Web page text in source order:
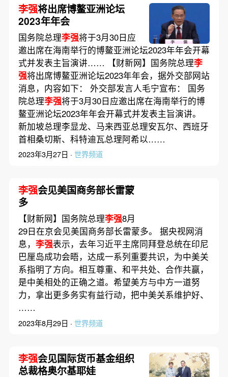
李强将出席博鳌亚洲论坛
2023年年会
国务院总理李强将于3月30日应
邀出席在海南举行的博鳌亚洲论坛2023年年会开幕
式并发表主旨演讲…… 【财新网】国务院总理李
强将出席博鳌亚洲论坛2023年年会，据外交部网站
消息，内容如下： 外交部发言人毛宁宣布： 国务
院总理李强将于3月30日应邀出席在海南举行的博
鳌亚洲论坛2023年年会开幕式并发表主旨演讲。
新加坡总理李显龙、马来西亚总理安瓦尔、西班牙
首相桑切斯、科特迪瓦总理阿希以……
2023年3月27日 · 世界频道
李强会见美国商务部长雷蒙
多
【财新网】国务院总理李强8月
29日在京会见美国商务部长雷蒙多。 据央视网消
息， 李强表示，去年习近平主席同拜登总统在印尼
巴厘岛成功会晤，达成一系列重要共识，为中美关
系指明了方向。相互尊重、和平共处、合作共赢，
是中美相处的正确之道。希望美方与中方一道努
力，拿出更多务实有益行动，把中美关系维护好、
……
2023年8月29日 · 世界频道
李强会见国际货币基金组织
总裁格奥尔基耶娃